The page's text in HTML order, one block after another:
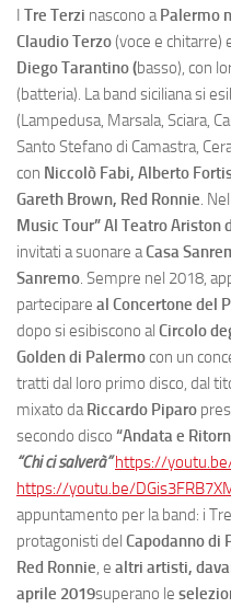
I Tre Terzi nascono aPalermo
Claudio Terzo(voce e chitarre)
Diego Tarantino (basso), con
(batteria). La band siciliana si
(Lampedusa, Marsala, Sciara,
Santo Stefano di Camastra,
con Niccolò Fabi, Alberto
Gareth Brown, Red Ronnie. Nel
Music Tour” Al Teatro Ariston
invitati a suonare aCasa
Sanremo. Sempre nel 2018,
partecipare al Concertone del
dopo si esibiscono al Circolo
Golden di Palermocon un
tratti dal loro primo disco, dal
mixato daRiccardo Piparo
secondo disco “Andata e
“Chi ci salverà” https://
https://youtu.be/
appuntamento per la band: i
protagonisti del Capodanno di
Red Ronnie, e altri artisti,
aprile 2019superano le